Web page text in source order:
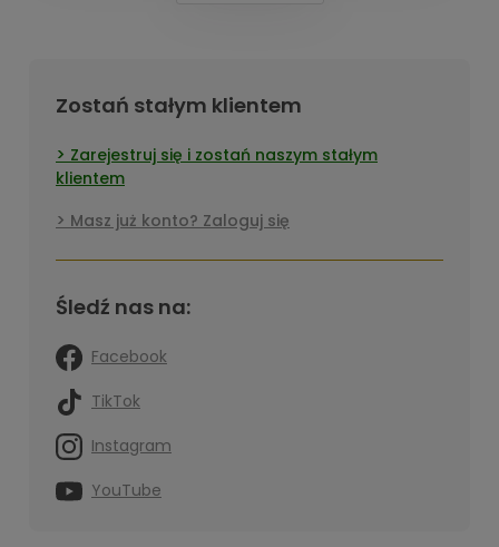
Zostań stałym klientem
Zarejestruj się i zostań naszym stałym
klientem
Masz już konto? Zaloguj się
Śledź nas na:
Facebook
TikTok
Instagram
YouTube